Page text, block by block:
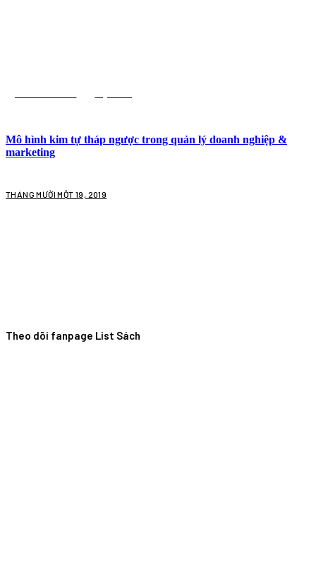
Mô hình kim tự tháp ngược trong quản lý doanh nghiệp &
marketing
THÁNG MƯỜI MỘT 19, 2019
Theo dõi fanpage List Sách